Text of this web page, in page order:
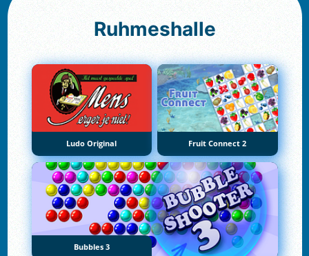
Ruhmeshalle
Ludo Original Fruit Connect 2
Bubbles 3